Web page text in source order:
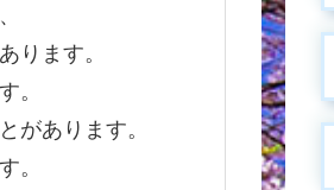
ります。
。
があります。
。